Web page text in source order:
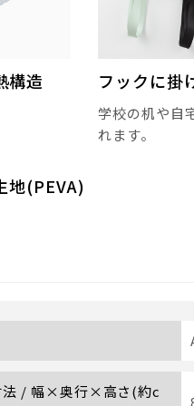
構造 フックに掛
学校の机や自
れます。
地(PEVA)
法 / 幅×奥行×高さ(約c